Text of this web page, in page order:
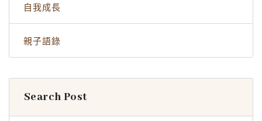
自我成長
親子語錄
Search Post